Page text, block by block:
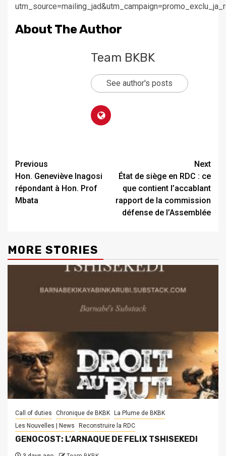
About The Author
Team BKBK
See author's posts
Previous
Hon. Geneviève Inagosi
répondant à Hon. Prof
Mbata
Next
État de siège en RDC : ce
que contient l’accablant
rapport de la commission
défense de l’Assemblée
MORE STORIES
Call of duties Chronique de BKBK La Plume de BKBK
Les Nouvelles | News
Reconstruire la RDC
GENOCOST: L’ARNAQUE DE FELIX TSHISEKEDI